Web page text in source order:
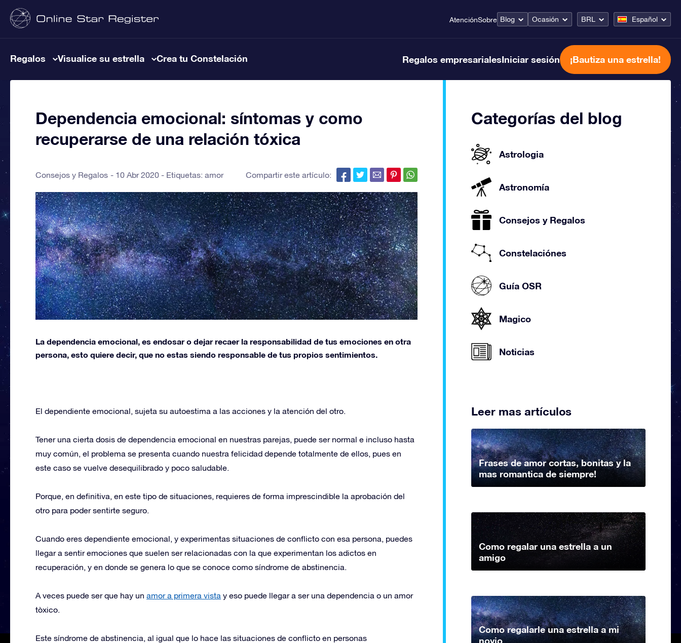
AtenciónSobre Blog Ocasión BRL Español
Regalos Visualice su estrella Crea tu Constelación Regalos empresarialesIniciar sesión ¡Bautiza una estrella!
Dependencia emocional: síntomas y como
recuperarse de una relación tóxica
Consejos y Regalos 10 Abr 2020 - Etiquetas: amor Compartir este artículo:
La dependencia emocional, es endosar o dejar recaer la responsabilidad de tus emociones en otra
persona, esto quiere decir, que no estas siendo responsable de tus propios sentimientos.
El dependiente emocional, sujeta su autoestima a las acciones y la atención del otro.
Tener una cierta dosis de dependencia emocional en nuestras parejas, puede ser normal e incluso hasta
muy común, el problema se presenta cuando nuestra felicidad depende totalmente de ellos, pues en
este caso se vuelve desequilibrado y poco saludable.
Porque, en definitiva, en este tipo de situaciones, requieres de forma imprescindible la aprobación del
otro para poder sentirte seguro.
Cuando eres dependiente emocional, y experimentas situaciones de conflicto con esa persona, puedes
llegar a sentir emociones que suelen ser relacionadas con la que experimentan los adictos en
recuperación, y en donde se genera lo que se conoce como síndrome de abstinencia.
A veces puede ser que hay un amor a primera vista y eso puede llegar a ser una dependencia o un amor
tòxico.
Este síndrome de abstinencia, al igual que lo hace las situaciones de conflicto en personas
Categorías del blog
Astrologia
Astronomía
Consejos y Regalos
Constelaciónes
Guía OSR
Magico
Noticias
Leer mas artículos
Frases de amor cortas, bonitas y la
mas romantica de siempre!
Como regalar una estrella a un
amigo
Como regalarle una estrella a mi
novio